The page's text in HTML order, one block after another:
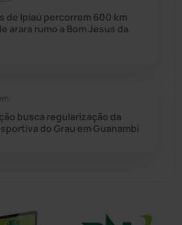
Baiano (1530)
de Ipiaú percorrem 600 km
arara rumo a Bom Jesus da
busca regularização da
do Grau em Guanambi